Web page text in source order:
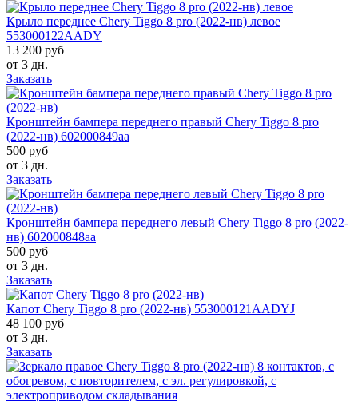
Крыло переднее Chery Tiggo 8 pro (2022-нв) левое
553000122AADY
13 200 руб
от 3 дн.
Заказать
Кронштейн бампера переднего правый Chery Tiggo 8 pro
(2022-нв) 602000849aa
500 руб
от 3 дн.
Заказать
Кронштейн бампера переднего левый Chery Tiggo 8 pro (2022-
нв) 602000848aa
500 руб
от 3 дн.
Заказать
Капот Chery Tiggo 8 pro (2022-нв) 553000121AADYJ
48 100 руб
от 3 дн.
Заказать